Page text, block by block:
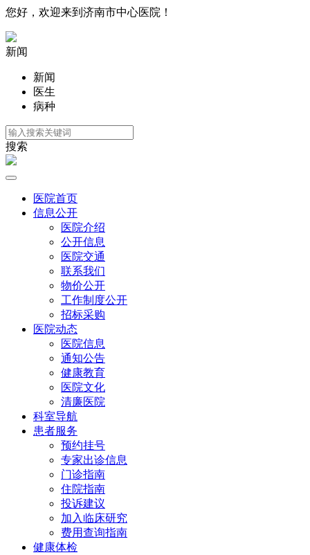
您好，欢迎来到济南市中心医院！
新闻
新闻
医生
病种
搜索
医院首页
信息公开
医院介绍
公开信息
医院交通
联系我们
物价公开
工作制度公开
招标采购
医院动态
医院信息
通知公告
健康教育
医院文化
清廉医院
科室导航
患者服务
预约挂号
专家出诊信息
门诊指南
住院指南
投诉建议
加入临床研究
费用查询指南
健康体检